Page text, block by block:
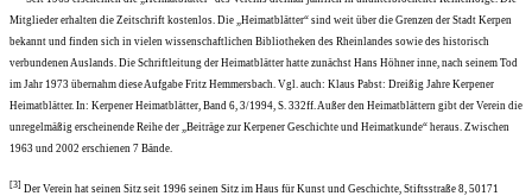
Mitglieder erhalten die Zeitschrift kostenlos. Die „Heimatblätter“ sind weit über die Grenzen der Stadt Kerpen
bekannt und finden sich in vielen wissenschaftlichen Bibliotheken des Rheinlandes sowie des historisch
verbundenen Auslands. Die Schriftleitung der Heimatblätter hatte zunächst Hans Höhner inne, nach seinem Tod
im Jahr 1973 übernahm diese Aufgabe Fritz Hemmersbach. Vgl. auch: Klaus Pabst: Dreißig Jahre Kerpener
Heimatblätter. In: Kerpener Heimatblätter, Band 6, 3/1994, S. 332ff. Außer den Heimatblättern gibt der Verein die
unregelmäßig erscheinende Reihe der „Beiträge zur Kerpener Geschichte und Heimatkunde“ heraus. Zwischen
1963 und 2002 erschienen 7 Bände.
[3] Der Verein hat seinen Sitz seit 1996 seinen Sitz im Haus für Kunst und Geschichte, Stiftsstraße 8, 50171